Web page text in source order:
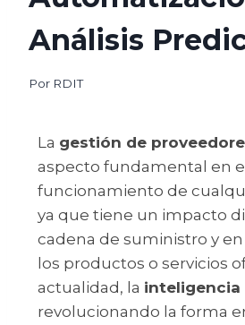
Análisis
Por RDIT
La gestión de
aspecto fundamental en
funcionamiento de
ya que tiene un impacto
cadena de suministro y
los productos o servicios
actualidad, la
revolucionando la forma